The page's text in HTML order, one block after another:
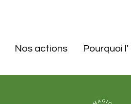
Nos actions Pourquoi